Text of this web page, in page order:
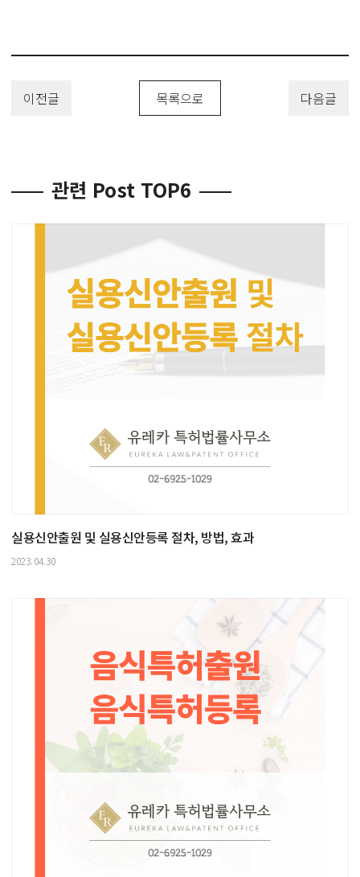
이전글 목록으로 다음글
관련 Post TOP6
실용신안출원 및 실용신안등록 절차, 방법, 효과
2023.04.30